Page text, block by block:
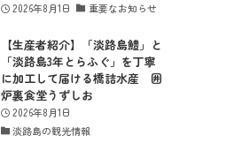
2026年8月1日 重要なお知らせ
【生産者紹介】「淡路島鱧」と
「淡路島3年とらふぐ」を丁寧
に加工して届ける橋詰水産 囲
炉裏食堂うずしお
2026年8月1日
淡路島の観光情報